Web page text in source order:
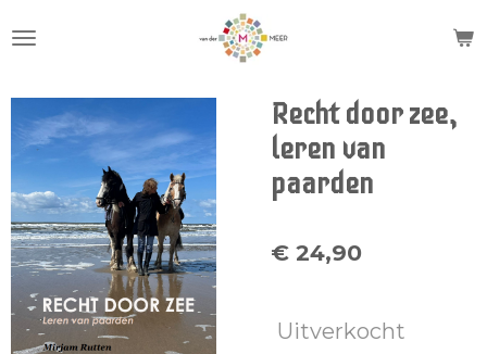
direct
de
hoofdinhoud
Recht door zee,
leren van
paarden
€ 24,90
Uitverkocht